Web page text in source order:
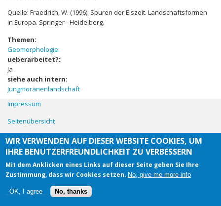
Quelle: Fraedrich, W. (1996): Spuren der Eiszeit. Landschaftsformen
in Europa. Springer - Heidelberg.
Themen:
Geomorphologie
ueberarbeitet?:
ja
siehe auch intern:
Jungmoränenlandschaft
Impressum
Seitenübersicht
Kontakt
© 2026 Klimaanpassung online verstehen. All Rights Reserved.
Design by
WIR VERWENDEN AUF DIESER WEBSITE COOKIES, UM
IHRE BENUTZERFREUNDLICHKEIT ZU VERBESSERN
Mit dem Anklicken eines Links auf dieser Seite geben Sie Ihre
Zustimmung, dass wir Cookies setzen. No, give me more info
OK, I agree No, thanks